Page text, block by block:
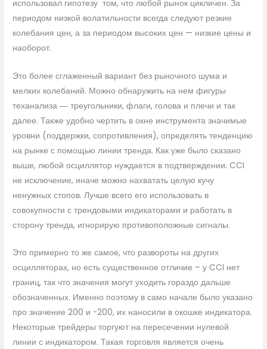
использовал гипотезу том, что любой рынок цикличен. За
периодом низкой волатильности всегда следуют резкие
колебания цен, а за периодом высоких цен — низкие цены и
наоборот.
Это более сглаженный вариант без рыночного шума и
мелких колебаний. Можно обнаружить на нем фигуры
теханализа ― треугольники, флаги, голова и плечи и так
далее. Также удобно чертить в окне инструмента значимые
уровни (поддержки, сопротивления), определять тенденцию
на рынке с помощью линии тренда. Как уже было сказано
выше, любой осциллятор нуждается в подтверждении. CCI
не исключение, иначе можно нахватать целую кучу
ненужных стопов. Лучше всего его использовать в
совокупности с трендовыми индикаторами и работать в
сторону тренда, игнорирую противоположные сигналы.
Это примерно то же самое, что развороты на других
осцилляторах, но есть существенное отличие – у CCI нет
границ, так что значения могут уходить гораздо дальше
обозначенных. Именно поэтому в само начале было указано
про значение 200 и -200, их наносили в окошке индикатора.
Некоторые трейдеры торгуют на пересечении нулевой
линии с индикатором. Такая торговля является очень